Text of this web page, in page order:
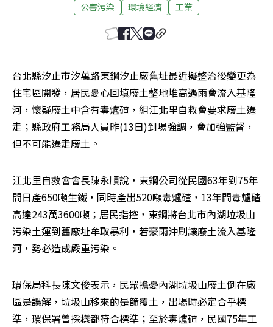
公害污染
環境經濟 工業
台北縣汐止市汐萬路東鋼汐止廠舊址最近擬整治後變更為
住宅區開發，居民憂心回填廢土整地堆高遇雨會流入基隆
河，懷疑廢土中含有毒爐碴，組江北里自救會要求廢土遷
走；縣政府工務局人員昨(13日)到場強調，會加強監督，
但不可能遷走廢土。
江北里自救會會長陳永順說，東鋼公司從民國63年到75年
間日產650噸生鐵，同時產出520噸毒爐碴，13年間毒爐碴
高達243萬3600噸；居民指控，東鋼將台北市內湖垃圾山
污染土運到舊廠址牟取暴利，若豪雨沖刷讓廢土流入基隆
河，勢必造成嚴重污染。
環保局科長陳文俊表示，民眾擔憂內湖垃圾山廢土倒在廠
區是誤解，垃圾山移來的是篩覆土，出場時必定合乎標
準，環保署曾採樣都符合標準；至於毒爐碴，民國75年工